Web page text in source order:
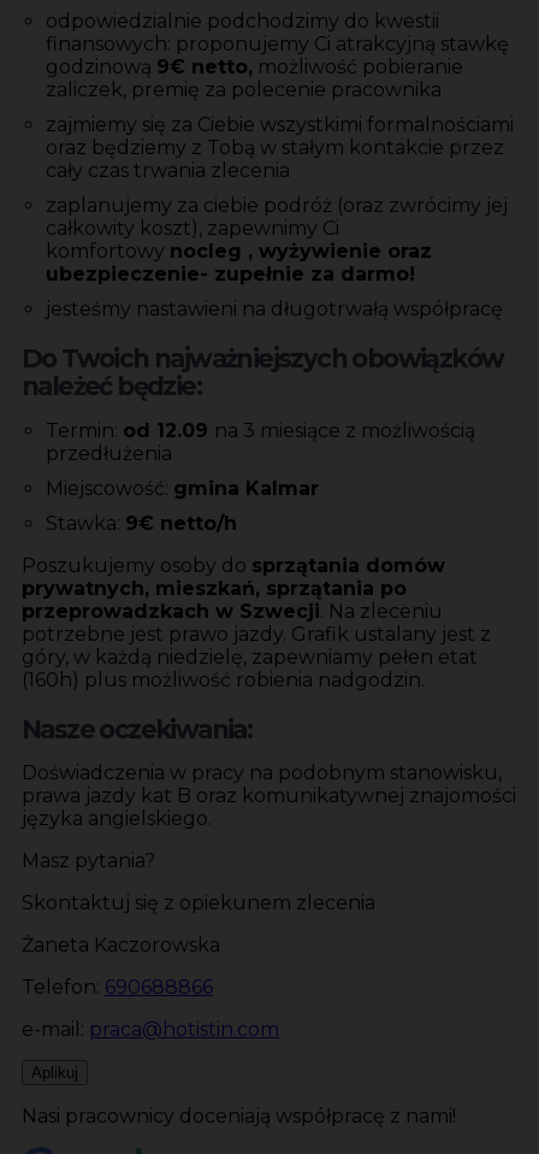
odpowiedzialnie podchodzimy do kwestii
finansowych: proponujemy Ci atrakcyjną stawkę
godzinową 9€ netto, możliwość pobieranie
zaliczek, premię za polecenie pracownika
zajmiemy się za Ciebie wszystkimi formalnościami
oraz będziemy z Tobą w stałym kontakcie przez
cały czas trwania zlecenia
zaplanujemy za ciebie podróż (oraz zwrócimy jej
całkowity koszt), zapewnimy Ci
komfortowy nocleg , wyżywienie oraz
ubezpieczenie- zupełnie za darmo!
jesteśmy nastawieni na długotrwałą współpracę
Do Twoich najważniejszych obowiązków
należeć będzie:
Termin: od 12.09 na 3 miesiące z możliwością
przedłużenia
Miejscowość: gmina Kalmar
Stawka: 9€ netto/h
Poszukujemy osoby do sprzątania domów
prywatnych, mieszkań, sprzątania po
przeprowadzkach w Szwecji. Na zleceniu
potrzebne jest prawo jazdy. Grafik ustalany jest z
góry, w każdą niedzielę, zapewniamy pełen etat
(160h) plus możliwość robienia nadgodzin.
Nasze oczekiwania:
Doświadczenia w pracy na podobnym stanowisku,
prawa jazdy kat B oraz komunikatywnej znajomości
języka angielskiego.
Masz pytania?
Skontaktuj się z opiekunem zlecenia
Żaneta Kaczorowska
Telefon: 690688866
e-mail: praca@hotistin.com
Aplikuj
Nasi pracownicy doceniają współpracę z nami!